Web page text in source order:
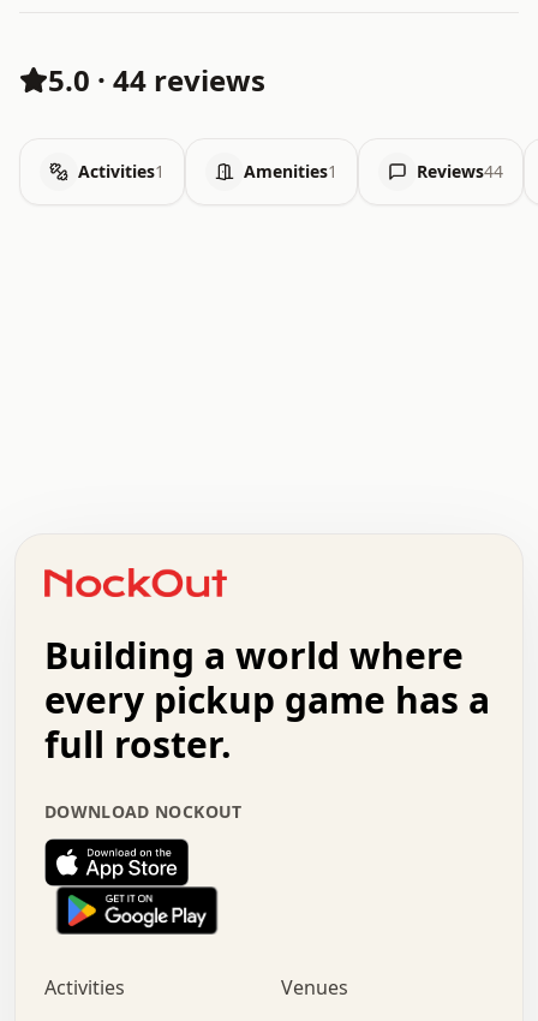
5.0 · 44 reviews
Activities1 Amenities1 Reviews44
+   .   .   .   .   .   .   .   .   .   +   .   .
.   .   .   .   .   .   .   .   .   .   .   :   .
.   .   .   .   +   .   .   .   .   .   .   .   +
.   :   .   .   .   .   .   .   .   .   o   .   .
.   .   x   .   .   .   .   .   .   :   .   .   o
.   .   .   .   :   .   .   .   .   o   .   .   .
.   .   .   .   .   .   .   :   .   .   .   .   .
.   .   .   .   .   .   .   +   .   .   x   .   .
.   .   .   .   .   :   +   .   .   .   .   .   o
.   .   .   .   .   .   .   .   .   .   .   .   .
.   .   :   o   .   .   .   .   .   .   .   +   .
.   o   .   .   .   .   x   .   .   .   .   .   .
+   .   o   .   .   .   .   o   .   .   .   .
Building a world where
every pickup game has a
full roster.
DOWNLOAD NOCKOUT
Activities
Venues